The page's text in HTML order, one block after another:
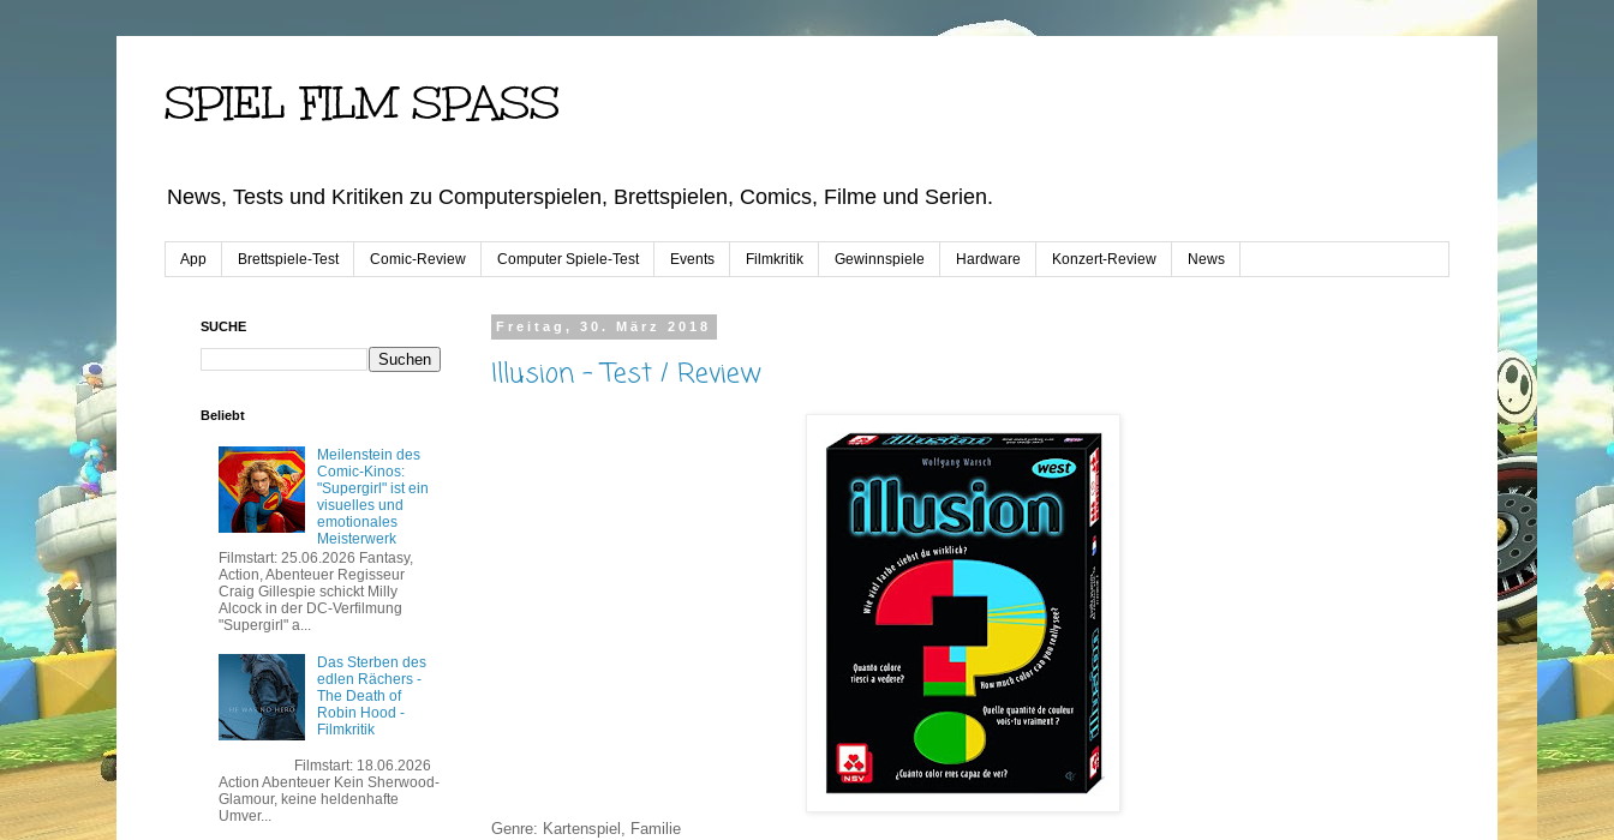
SPIEL FILM SPASS
News, Tests und Kritiken zu Computerspielen, Brettspielen, Comics, Filme und Serien.
App Brettspiele-Test Comic-Review Computer Spiele-Test Events Filmkritik Gewinnspiele Hardware Konzert-Review News
Freitag, 30. März 2018
Illusion - Test / Review
Genre: Kartenspiel, Familie
SUCHE
Beliebt
Meilenstein des
Comic-Kinos:
"Supergirl" ist ein
visuelles und
emotionales
Meisterwerk
Filmstart: 25.06.2026 Fantasy,
Action, Abenteuer Regisseur
Craig Gillespie schickt Milly
Alcock in der DC-Verfilmung
"Supergirl" a...
Das Sterben des
edlen Rächers -
The Death of
Robin Hood -
Filmkritik
Filmstart: 18.06.2026
Action Abenteuer Kein Sherwood-
Glamour, keine heldenhafte
Umver...